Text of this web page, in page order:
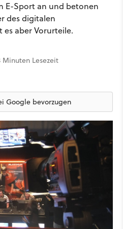
E-Sport an und betonen
des digitalen
es aber Vorurteile.
Minuten Lesezeit
Google bevorzugen